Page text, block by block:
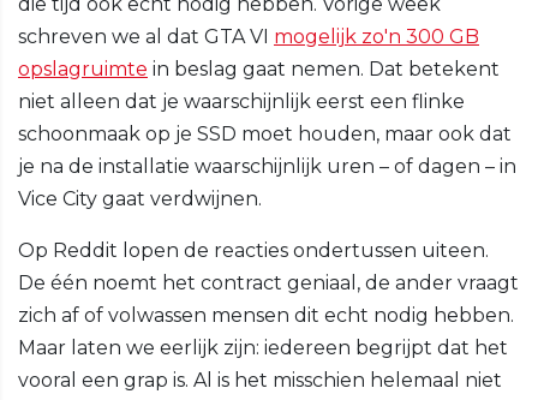
die tijd ook echt nodig hebben. Vorige week
schreven we al dat GTA VI mogelijk zo'n 300 GB
opslagruimte in beslag gaat nemen. Dat betekent
niet alleen dat je waarschijnlijk eerst een flinke
schoonmaak op je SSD moet houden, maar ook dat
je na de installatie waarschijnlijk uren – of dagen – in
Vice City gaat verdwijnen.
Op Reddit lopen de reacties ondertussen uiteen.
De één noemt het contract geniaal, de ander vraagt
zich af of volwassen mensen dit echt nodig hebben.
Maar laten we eerlijk zijn: iedereen begrijpt dat het
vooral een grap is. Al is het misschien helemaal niet